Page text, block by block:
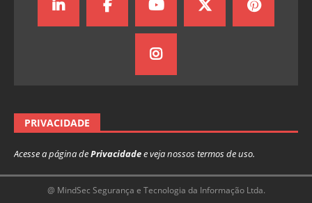
PRIVACIDADE
Acesse a página dePrivacidadee veja nossos termos de uso.
@ MindSec Segurança e Tecnologia da Informação Ltda.